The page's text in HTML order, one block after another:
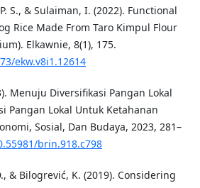
S., & Sulaiman, I. (2022). Functional
Rice Made From Taro Kimpul Flour
Elkawnie, 8(1), 175.
ekw.v8i1.12614
Menuju Diversifikasi Pangan Lokal
Pangan Lokal Untuk Ketahanan
Sosial, Dan Budaya, 2023, 281–
brin.918.c798
& Bilogrević, K. (2019). Considering